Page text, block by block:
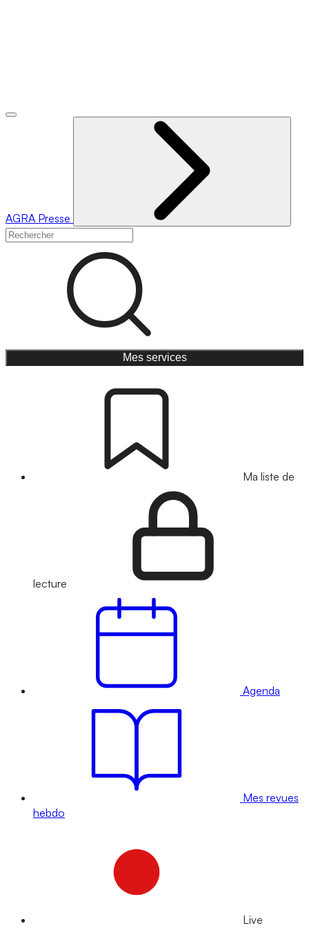
AGRA Presse
Mes services
Ma liste de
lecture
Agenda
Mes revues
hebdo
Live